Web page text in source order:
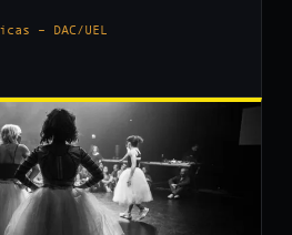
– DAC/UEL